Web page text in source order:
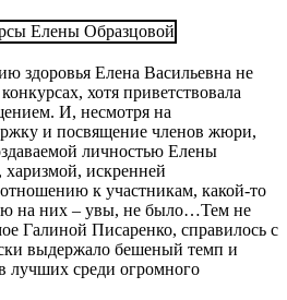
здоровья Елена Васильевна не
хотя приветствовала
И, несмотря на
и посвящение членов жюри,
личностью Елены
искренней
к участникам, какой-то
на них – увы, не было…Тем не
Галиной Писаренко, справилось с
выдержало бешеный темп и
лучших среди огромного